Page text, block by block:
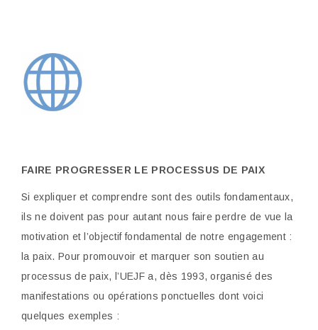
FAIRE PROGRESSER LE PROCESSUS DE PAIX
Si expliquer et comprendre sont des outils fondamentaux,
ils ne doivent pas pour autant nous faire perdre de vue la
motivation et l’objectif fondamental de notre engagement :
la paix. Pour promouvoir et marquer son soutien au
processus de paix, l’UEJF a, dès 1993, organisé des
manifestations ou opérations ponctuelles dont voici
quelques exemples :